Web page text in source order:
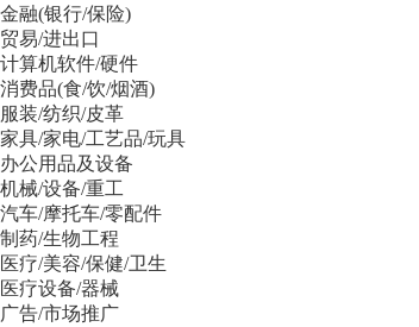
金融(银行/保险)
贸易/进出口
计算机软件/硬件
消费品(食/饮/烟酒)
服装/纺织/皮革
家具/家电/工艺品/玩具
办公用品及设备
机械/设备/重工
汽车/摩托车/零配件
制药/生物工程
医疗/美容/保健/卫生
医疗设备/器械
广告/市场推广